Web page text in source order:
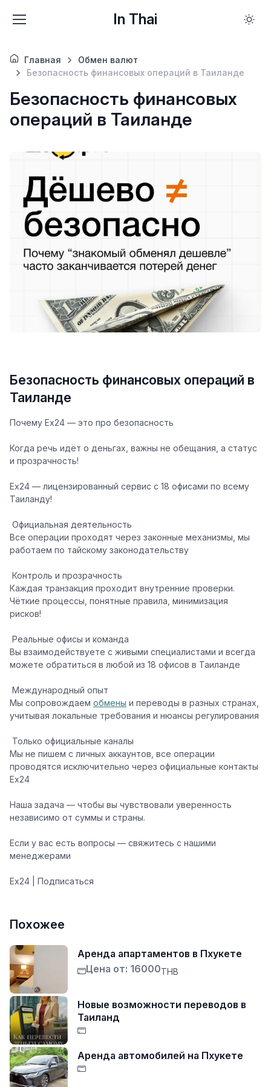
In Thai
Главная
Обмен валют
Безопасность финансовых операций в Таиланде
Безопасность финансовых
операций в Таиланде
Безопасность финансовых операций в
Таиланде
Почему Ex24 — это про безопасность
Когда речь идёт о деньгах, важны не обещания, а статус
и прозрачность!
Ex24 — лицензированный сервис c 18 офисами по всему
Таиланду!
Официальная деятельность
Все операции проходят через законные механизмы, мы
работаем по тайскому законодательству
Контроль и прозрачность
Каждая транзакция проходит внутренние проверки.
Чёткие процессы, понятные правила, минимизация
рисков!
Реальные офисы и команда
Вы взаимодействуете с живыми специалистами и всегда
можете обратиться в любой из 18 офисов в Таиланде
Международный опыт
Мы сопровождаем обмены и переводы в разных странах,
учитывая локальные требования и нюансы регулирования
Только официальные каналы
Мы не пишем с личных аккаунтов, все операции
проводятся исключительно через официальные контакты
Ex24
Наша задача — чтобы вы чувствовали уверенность
независимо от суммы и страны.
Если у вас есть вопросы — свяжитесь с нашими
менеджерами
Ex24 | Подписаться
Похожее
Аренда апартаментов в Пхукете
Цена от: 16000THB
Новые возможности переводов в
Таиланд
Аренда автомобилей на Пхукете